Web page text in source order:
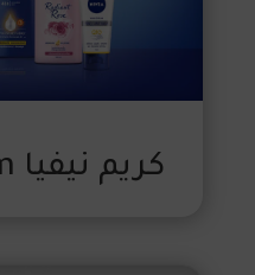
كريم نيفيا Nivea cream